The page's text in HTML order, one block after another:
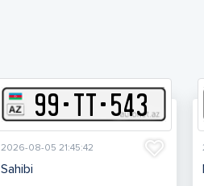
99-TT-543
2026-08-05 21:45:42
Sahibi